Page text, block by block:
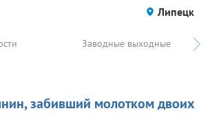
Липецк
Заводные выходные
забивший молотком двоих